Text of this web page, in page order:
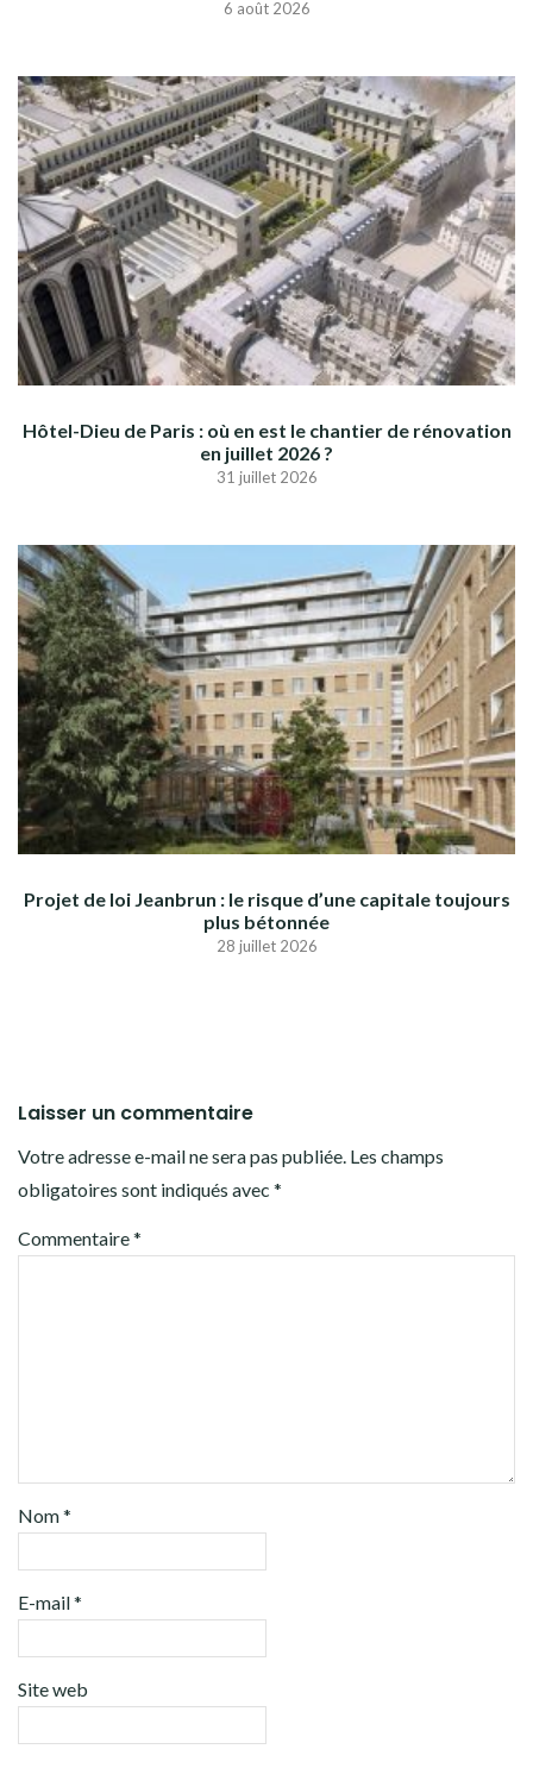
6 août 2026
Hôtel-Dieu de Paris : où en est le chantier de rénovation
en juillet 2026 ?
31 juillet 2026
Projet de loi Jeanbrun : le risque d’une capitale toujours
plus bétonnée
28 juillet 2026
Laisser un commentaire
Votre adresse e-mail ne sera pas publiée. Les champs
obligatoires sont indiqués avec *
Commentaire*
Nom*
E-mail*
Site web